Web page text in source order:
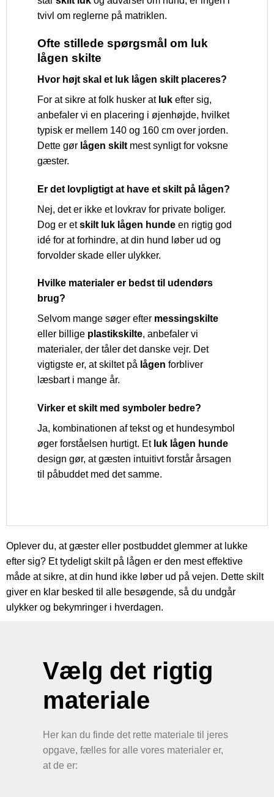
tvivl om reglerne på matriklen.
Ofte stillede spørgsmål om luk
lågen skilte
Hvor højt skal et luk lågen skilt placeres?
For at sikre at folk husker at luk efter sig,
anbefaler vi en placering i øjenhøjde, hvilket
typisk er mellem 140 og 160 cm over jorden.
Dette gør lågen skilt mest synligt for voksne
gæster.
Er det lovpligtigt at have et skilt på lågen?
Nej, det er ikke et lovkrav for private boliger.
Dog er etskilt luk lågen hunde en rigtig god
idé for at forhindre, at din hund løber ud og
forvolder skade eller ulykker.
Hvilke materialer er bedst til udendørs
brug?
Selvom mange søger efter messingskilte
eller billige plastikskilte, anbefaler vi
materialer, der tåler det danske vejr. Det
vigtigste er, at skiltet på lågen forbliver
læsbart i mange år.
Virker et skilt med symboler bedre?
Ja, kombinationen af tekst og et hundesymbol
øger forståelsen hurtigt. Et luk lågen hunde
design gør, at gæsten intuitivt forstår årsagen
til påbuddet med det samme.
Oplever du, at gæster eller postbuddet glemmer at lukke
efter sig? Et tydeligt skilt på lågen er den mest effektive
måde at sikre, at din hund ikke løber ud på vejen. Dette skilt
giver en klar besked til alle besøgende, så du undgår
ulykker og bekymringer i hverdagen.
Vælg det rigtig
materiale
Her kan du finde det rette materiale til jeres
opgave, fælles for alle vores materialer er,
at de er: